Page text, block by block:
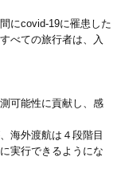
にcovid-19に罹患した
べての旅行者は、入
可能性に貢献し、感
海外渡航は４段階目
実行できるようにな